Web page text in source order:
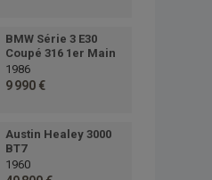
BMW Série 3 E30
Coupé 316 1er Main
1986
9 990 €
Austin Healey 3000
BT7
1960